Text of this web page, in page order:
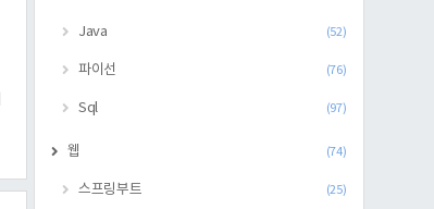
Java (52)
파이선 (76)
Sql (97)
웹 (74)
스프링부트 (25)